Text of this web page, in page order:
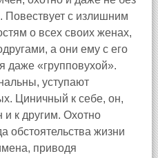
Повествует с излишним
о всех своих женах,
а они ему с его
даже «групповухой».
уступают
Циничный к себе, он,
и к другим. Охотно
обстоятельства жизни
приводя